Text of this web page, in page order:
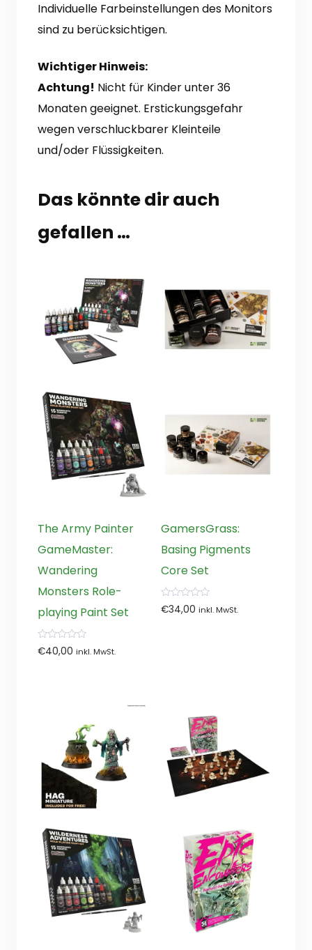
Individuelle Farbeinstellungen des Monitors
sind zu berücksichtigen.
Wichtiger Hinweis:
Achtung! Nicht für Kinder unter 36
Monaten geeignet. Erstickungsgefahr
wegen verschluckbarer Kleinteile
und/oder Flüssigkeiten.
Das könnte dir auch
gefallen …
The Army Painter
GameMaster:
Wandering
Monsters Role-
playing Paint Set
0
von
€40,00 inkl. MwSt.
GamersGrass:
Basing Pigments
Core Set
0
von
€34,00 inkl. MwSt.